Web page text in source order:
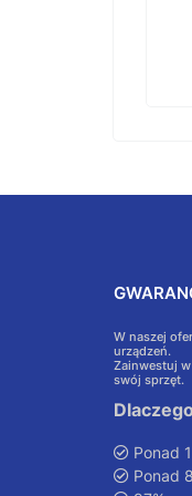
W naszej
urządzeń.
Zainwestuj
swój sprzęt.
Ponad
Ponad